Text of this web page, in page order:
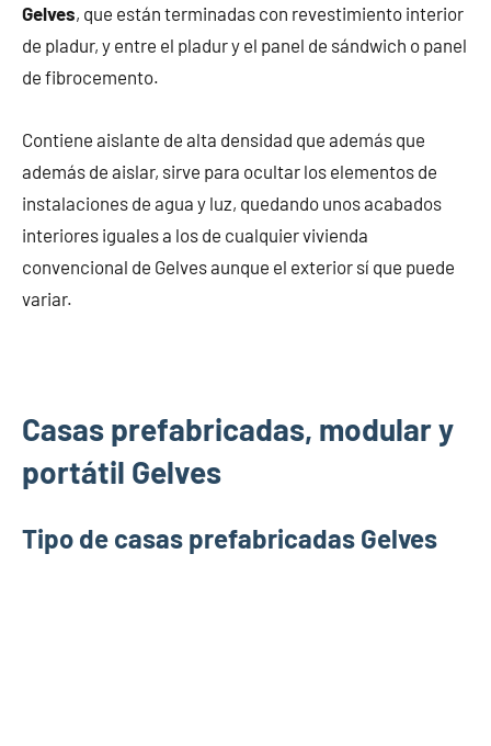
Gelves, que están terminadas con revestimiento interior
de pladur, y entre el pladur y el panel de sándwich o panel
de fibrocemento.
Contiene aislante de alta densidad que además que
además de aislar, sirve para ocultar los elementos de
instalaciones de agua y luz, quedando unos acabados
interiores iguales a los de cualquier vivienda
convencional de Gelves aunque el exterior sí que puede
variar.
Casas prefabricadas, modular y
portátil Gelves
Tipo de casas prefabricadas Gelves